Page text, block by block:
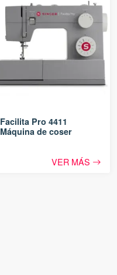
Facilita Pro 4411
Máquina de coser
VER MÁS